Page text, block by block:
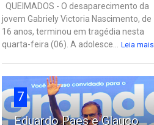
QUEIMADOS - O desaparecimento da
jovem Gabriely Victoria Nascimento, de
16 anos, terminou em tragédia nesta
quarta-feira (06). A adolesce...
Leia mais
7
Eduardo Paes e Glauco